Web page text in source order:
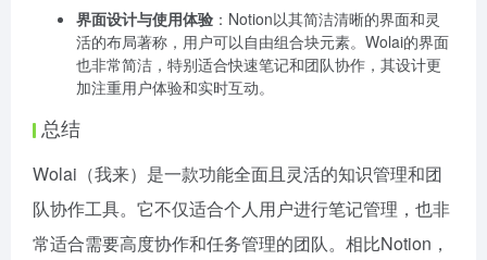
界面设计与使用体验 ：Notion以其简洁清晰的界面和灵
活的布局著称，用户可以自由组合块元素。Wolai的界面
也非常简洁，特别适合快速笔记和团队协作，其设计更
加注重用户体验和实时互动。
总结
Wolai（我来）是一款功能全面且灵活的知识管理和团
队协作工具。它不仅适合个人用户进行笔记管理，也非
常适合需要高度协作和任务管理的团队。相比Notion，